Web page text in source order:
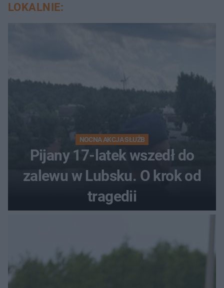
LOKALNIE:
NOCNA AKCJA SŁUŻB
Pijany 17-latek wszedł do
zalewu w Lubsku. O krok od
tragedii